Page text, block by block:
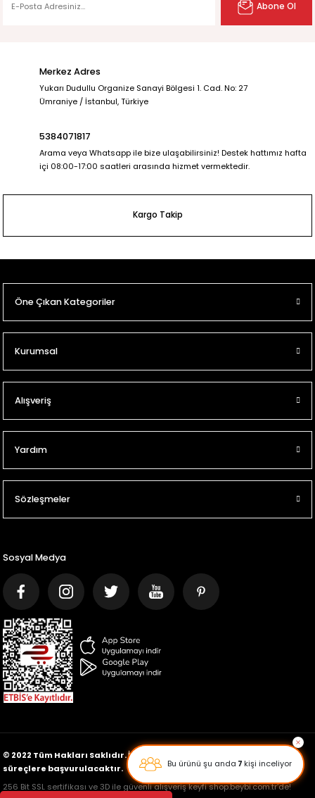
Abone Ol
Merkez Adres
Yukarı Dudullu Organize Sanayi Bölgesi 1. Cad. No: 27
Ümraniye / İstanbul, Türkiye
5384071817
Arama veya Whatsapp ile bize ulaşabilirsiniz! Destek hattımız hafta
içi 08:00-17:00 saatleri arasında hizmet vermektedir.
Kargo Takip
Öne Çıkan Kategoriler
Kurumsal
Alışveriş
Yardım
Sözleşmeler
Sosyal Medya
© 2022 Tüm Hakları Saklıdır. İçeriklerin kopyalanması halinde yasal
süreçlere başvurulacaktır.
256 Bit SSL sertifikası ve 3D ile güvenli alışveriş keyfi shop.beybi.com.tr’de!